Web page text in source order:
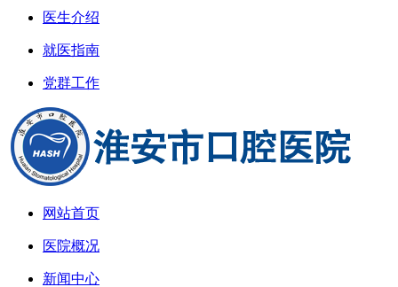
医生介绍
就医指南
党群工作
网站首页
医院概况
新闻中心